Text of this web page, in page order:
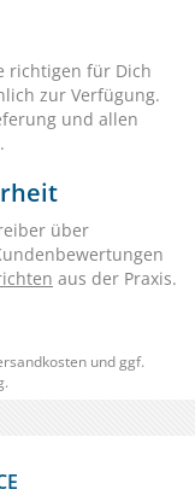
richtigen für Dich
zur Verfügung.
und allen
über
aus der Praxis.
und ggf.